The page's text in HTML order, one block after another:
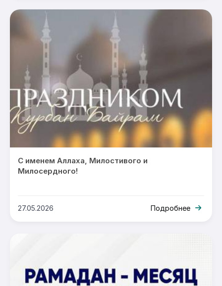
С именем Аллаха, Милостивого и
Милосердного!
27.05.2026 Подробнее